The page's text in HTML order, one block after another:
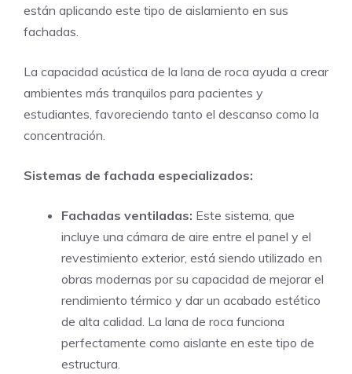
están aplicando este tipo de aislamiento en sus
fachadas.
La capacidad acústica de la lana de roca ayuda a crear
ambientes más tranquilos para pacientes y
estudiantes, favoreciendo tanto el descanso como la
concentración.
Sistemas de fachada especializados:
Fachadas ventiladas: Este sistema, que
incluye una cámara de aire entre el panel y el
revestimiento exterior, está siendo utilizado en
obras modernas por su capacidad de mejorar el
rendimiento térmico y dar un acabado estético
de alta calidad. La lana de roca funciona
perfectamente como aislante en este tipo de
estructura.